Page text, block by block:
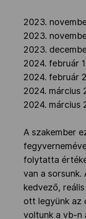
2023.
2023.
2023.
2024. február
2024. február
2024. március
2024. március
A szakember
folytatta
van a
kedvező,
ott legyünk az
voltunk a vb-n